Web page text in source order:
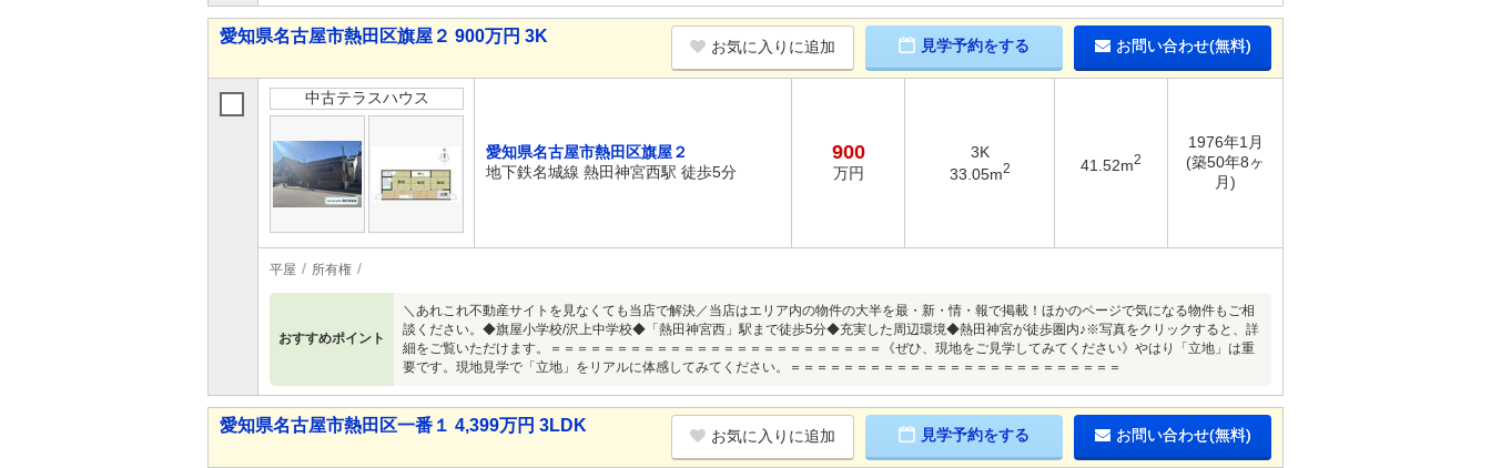
愛知県名古屋市熱田区旗屋２ 900万円 3K
お気に入りに追加 見学予約をする お問い合わせ(無料)
中古テラスハウス
愛知県名古屋市熱田区旗屋２
地下鉄名城線 熱田神宮西駅 徒歩5分
900
万円
3K
33.05m2 41.52m2
1976年1月
(築50年8ヶ
月)
平屋 所有権
おすすめポイント
＼あれこれ不動産サイトを見なくても当店で解決／当店はエリア内の物件の大半を最・新・情・報で掲載！ほかのページで気になる物件もご相
談ください。◆旗屋小学校/沢上中学校◆「熱田神宮西」駅まで徒歩5分◆充実した周辺環境◆熱田神宮が徒歩圏内♪※写真をクリックすると、詳
細をご覧いただけます。＝＝＝＝＝＝＝＝＝＝＝＝＝＝＝＝＝＝＝＝＝＝＝＝＝《ぜひ、現地をご見学してみてください》やはり「立地」は重
要です。現地見学で「立地」をリアルに体感してみてください。＝＝＝＝＝＝＝＝＝＝＝＝＝＝＝＝＝＝＝＝＝＝＝＝＝
愛知県名古屋市熱田区一番１ 4,399万円 3LDK
お気に入りに追加 見学予約をする お問い合わせ(無料)